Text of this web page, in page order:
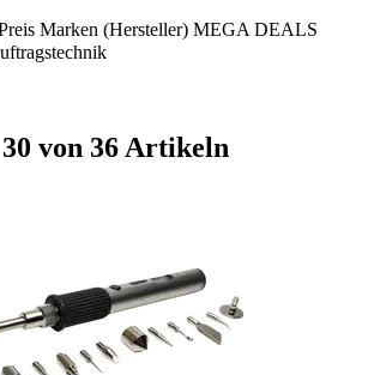
Marken (Hersteller) MEGA DEALS
von 36 Artikeln